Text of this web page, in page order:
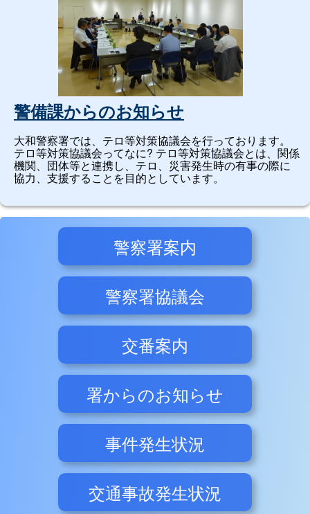
警備課からのお知らせ
大和警察署では、テロ等対策協議会を行っております。
テロ等対策協議会ってなに? テロ等対策協議会とは、関係
機関、団体等と連携し、テロ、災害発生時の有事の際に
協力、支援することを目的としています。
警察署案内
警察署協議会
交番案内
署からのお知らせ
事件発生状況
交通事故発生状況